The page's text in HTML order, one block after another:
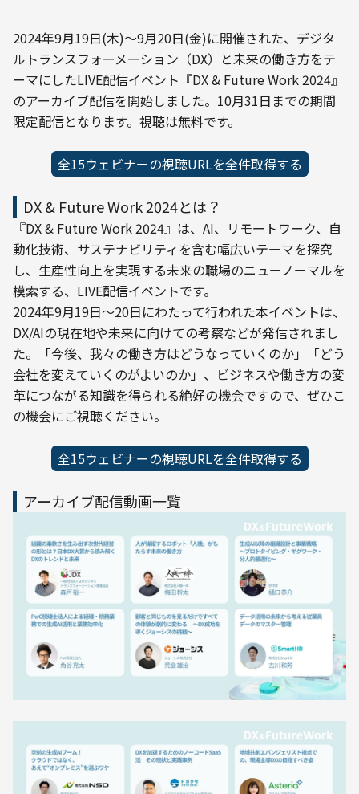
2024年9月19日(木)〜9月20日(金)に開催された、デジタ
ルトランスフォーメーション（DX）と未来の働き方をテ
ーマにしたLIVE配信イベント『DX & Future Work 2024』
のアーカイブ配信を開始しました。10月31日までの期間
限定配信となります。視聴は無料です。
全15ウェビナーの視聴URLを全件取得する
DX & Future Work 2024とは？
『DX & Future Work 2024』は、AI、リモートワーク、自
動化技術、サステナビリティを含む幅広いテーマを探究
し、生産性向上を実現する未来の職場のニューノーマルを
模索する、LIVE配信イベントです。
2024年9月19日～20日にわたって行われた本イベントは、
DX/AIの現在地や未来に向けての考察などが発信されまし
た。「今後、我々の働き方はどうなっていくのか」「どう
会社を変えていくのがよいのか」、ビジネスや働き方の変
革につながる知識を得られる絶好の機会ですので、ぜひこ
の機会にご視聴ください。
全15ウェビナーの視聴URLを全件取得する
アーカイブ配信動画一覧